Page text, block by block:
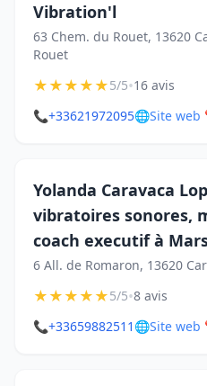
Vibration'l
63 Chem. du Rouet, 13620
Rouet
★★★★★5/5•16 avis
📞+33621972095🌐Site web
Yolanda Caravaca
vibratoires sonores,
coach executif à
6 All. de Romaron, 13620
★★★★★5/5•8 avis
📞+33659882511 🌐Site web